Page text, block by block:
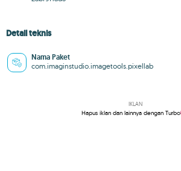
Detail teknis
Nama Paket
com.imaginstudio.imagetools.pixellab
IKLAN
Hapus iklan dan lainnya dengan Turbo